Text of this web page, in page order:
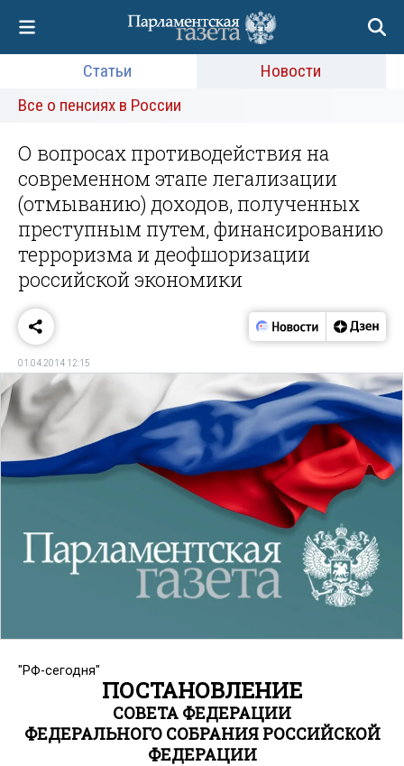
Статьи
Новости
Все о пенсиях в России
О вопросах противодействия на
современном этапе легализации
(отмыванию) доходов, полученных
преступным путем, финансированию
терроризма и деофшоризации
российской экономики
01.04.2014 12:15
"РФ-сегодня"
ПОСТАНОВЛЕНИЕ
СОВЕТА ФЕДЕРАЦИИ
ФЕДЕРАЛЬНОГО СОБРАНИЯ РОССИЙСКОЙ
ФЕДЕРАЦИИ